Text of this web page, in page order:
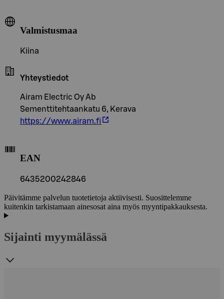
Valmistusmaa
Kiina
Yhteystiedot
Airam Electric Oy Ab
Sementtitehtaankatu 6, Kerava
https://www.airam.fi
EAN
6435200242846
Päivitämme palvelun tuotetietoja aktiivisesti. Suosittelemme
kuitenkin tarkistamaan ainesosat aina myös myyntipakkauksesta.
Sijainti myymälässä